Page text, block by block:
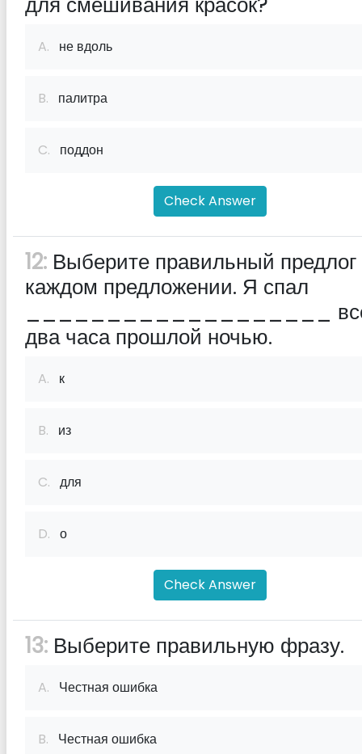
A. не вдоль
B. палитра
C. поддон
Check Answer
12: Выберите правильный предлог
каждом предложении. Я спал
___________________
два часа прошлой ночью.
A. к
B. из
C. для
D. о
Check Answer
13: Выберите правильную фразу.
A. Честная ошибка
B. Честная ошибка